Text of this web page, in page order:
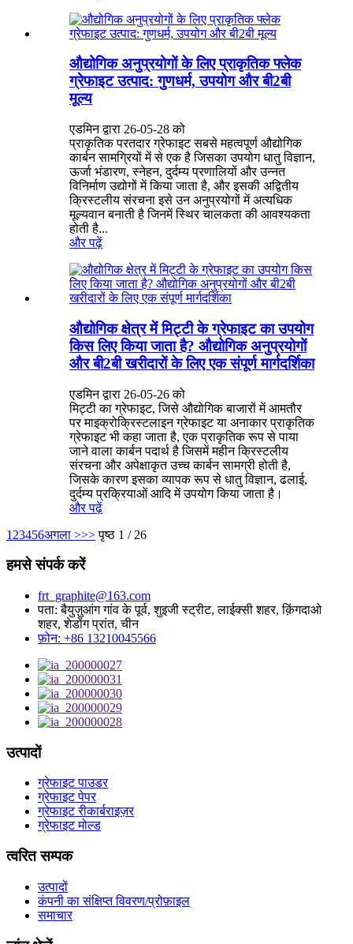
औद्योगिक अनुप्रयोगों के लिए प्राकृतिक फ्लेक
ग्रेफाइट उत्पाद: गुणधर्म, उपयोग और बी2बी
मूल्य
एडमिन द्वारा 26-05-28 को
प्राकृतिक परतदार ग्रेफाइट सबसे महत्वपूर्ण औद्योगिक
कार्बन सामग्रियों में से एक है जिसका उपयोग धातु विज्ञान,
ऊर्जा भंडारण, स्नेहन, दुर्दम्य प्रणालियों और उन्नत
विनिर्माण उद्योगों में किया जाता है, और इसकी अद्वितीय
क्रिस्टलीय संरचना इसे उन अनुप्रयोगों में अत्यधिक
मूल्यवान बनाती है जिनमें स्थिर चालकता की आवश्यकता
होती है...
और पढ़ें
औद्योगिक क्षेत्र में मिट्टी के ग्रेफाइट का उपयोग
किस लिए किया जाता है? औद्योगिक अनुप्रयोगों
और बी2बी खरीदारों के लिए एक संपूर्ण मार्गदर्शिका
एडमिन द्वारा 26-05-26 को
मिट्टी का ग्रेफाइट, जिसे औद्योगिक बाजारों में आमतौर
पर माइक्रोक्रिस्टलाइन ग्रेफाइट या अनाकार प्राकृतिक
ग्रेफाइट भी कहा जाता है, एक प्राकृतिक रूप से पाया
जाने वाला कार्बन पदार्थ है जिसमें महीन क्रिस्टलीय
संरचना और अपेक्षाकृत उच्च कार्बन सामग्री होती है,
जिसके कारण इसका व्यापक रूप से धातु विज्ञान, ढलाई,
दुर्दम्य प्रक्रियाओं आदि में उपयोग किया जाता है।
और पढ़ें
1 23456अगला >>> पृष्ठ 1 / 26
हमसे संपर्क करें
frt_graphite@163.com
पता: बैयुज़ुआंग गांव के पूर्व, शुइजी स्ट्रीट, लाईक्सी शहर, क़िंगदाओ
शहर, शेडोंग प्रांत, चीन
फ़ोन: +86 13210045566
उत्पादों
ग्रेफाइट पाउडर
ग्रेफाइट पेपर
ग्रेफाइट रीकार्बराइज़र
ग्रेफाइट मोल्ड
त्वरित सम्पक
उत्पादों
कंपनी का संक्षिप्त विवरण/प्रोफ़ाइल
समाचार